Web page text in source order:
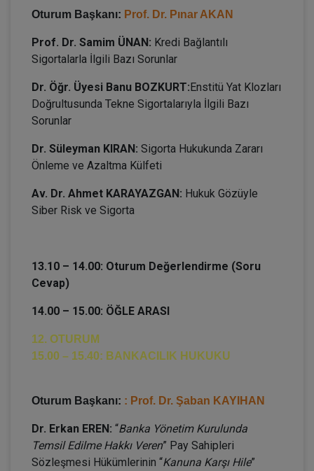
Oturum Başkanı: Prof. Dr. Pınar AKAN
Prof. Dr. Samim ÜNAN: Kredi Bağlantılı
Sigortalarla İlgili Bazı Sorunlar
Dr. Öğr. Üyesi Banu BOZKURT:Enstitü Yat Klozları
Doğrultusunda Tekne Sigortalarıyla İlgili Bazı
Sorunlar
Dr. Süleyman KIRAN: Sigorta Hukukunda Zararı
Önleme ve Azaltma Külfeti
Av. Dr. Ahmet KARAYAZGAN: Hukuk Gözüyle
Siber Risk ve Sigorta
13.10 – 14.00: Oturum Değerlendirme (Soru
Cevap)
14.00 – 15.00: ÖĞLE ARASI
12. OTURUM
15.00 – 15.40: BANKACILIK HUKUKU
Oturum Başkanı: : Prof. Dr. Şaban KAYIHAN
Dr. Erkan EREN: “Banka Yönetim Kurulunda
Temsil Edilme Hakkı Veren” Pay Sahipleri
Sözleşmesi Hükümlerinin “Kanuna Karşı Hile”